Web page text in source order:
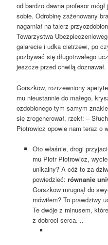
od bardzo dawna profesor
sobie. Odrobinę zażenowany
nagarniał na talerz
Towarzystwa
galarecie i udka cietrzewi, po
pozbywać się długotrwałego
jeszcze przed chwilą doznawał.
Gorszkow, rozrzewniony
mu nieustannie do małego,
ozdobionego tym samym
się zregenerował, rzekł: –
Piotrowicz opowie nam teraz o
Oto właśnie, drogi
mu Piotr Piotrowicz,
unikalny? A cóż to za
powiedzieć: równanie
Gorszkow mrugnął do
mówiłem? To prawdziwy
Te dwóje z minusem,
z dobroci serca. ..